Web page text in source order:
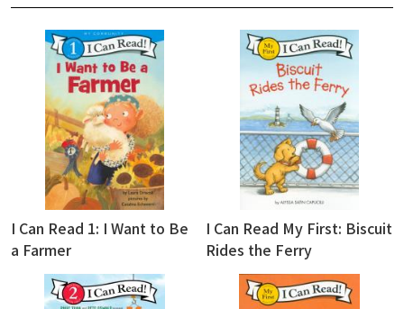
I Can Read 1: I Want to Be
a Farmer
I Can Read My First: Biscuit
Rides the Ferry